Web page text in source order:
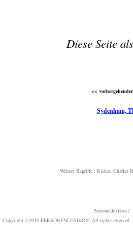
Diese Seite
<<
Sydenham,
Weitere Begriffe : Richet, Charles
Personenlexikon|
Copyright ©2010 PERSONENLEXIKON. All rights